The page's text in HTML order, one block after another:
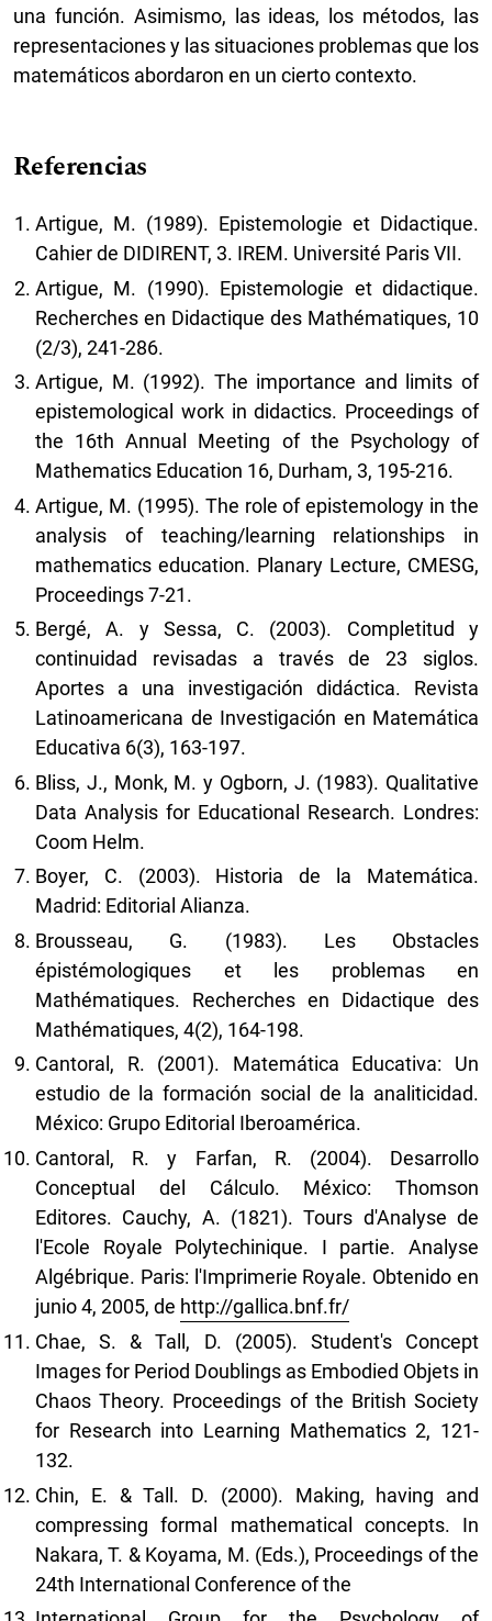
una función. Asimismo, las ideas, los métodos, las
representaciones y las situaciones problemas que los
matemáticos abordaron en un cierto contexto.
Referencias
Artigue, M. (1989). Epistemologie et Didactique.
Cahier de DIDIRENT, 3. IREM. Université Paris VII.
Artigue, M. (1990). Epistemologie et didactique.
Recherches en Didactique des Mathématiques, 10
(2/3), 241-286.
Artigue, M. (1992). The importance and limits of
epistemological work in didactics. Proceedings of
the 16th Annual Meeting of the Psychology of
Mathematics Education 16, Durham, 3, 195-216.
Artigue, M. (1995). The role of epistemology in the
analysis of teaching/learning relationships in
mathematics education. Planary Lecture, CMESG,
Proceedings 7-21.
Bergé, A. y Sessa, C. (2003). Completitud y
continuidad revisadas a través de 23 siglos.
Aportes a una investigación didáctica. Revista
Latinoamericana de Investigación en Matemática
Educativa 6(3), 163-197.
Bliss, J., Monk, M. y Ogborn, J. (1983). Qualitative
Data Analysis for Educational Research. Londres:
Coom Helm.
Boyer, C. (2003). Historia de la Matemática.
Madrid: Editorial Alianza.
Brousseau, G. (1983). Les Obstacles
épistémologiques et les problemas en
Mathématiques. Recherches en Didactique des
Mathématiques, 4(2), 164-198.
Cantoral, R. (2001). Matemática Educativa: Un
estudio de la formación social de la analiticidad.
México: Grupo Editorial Iberoamérica.
Cantoral, R. y Farfan, R. (2004). Desarrollo
Conceptual del Cálculo. México: Thomson
Editores. Cauchy, A. (1821). Tours d'Analyse de
l'Ecole Royale Polytechinique. I partie. Analyse
Algébrique. Paris: l'Imprimerie Royale. Obtenido en
junio 4, 2005, de http://gallica.bnf.fr/
Chae, S. & Tall, D. (2005). Student's Concept
Images for Period Doublings as Embodied Objets in
Chaos Theory. Proceedings of the British Society
for Research into Learning Mathematics 2, 121-
132.
Chin, E. & Tall. D. (2000). Making, having and
compressing formal mathematical concepts. In
Nakara, T. & Koyama, M. (Eds.), Proceedings of the
24th International Conference of the